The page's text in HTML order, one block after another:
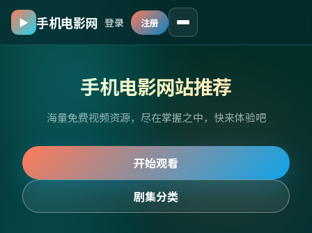
▶ 手机电影网 登录 注册
手机电影网站推荐
海量免费视频资源，尽在掌握之中，快来体验吧
开始观看
剧集分类